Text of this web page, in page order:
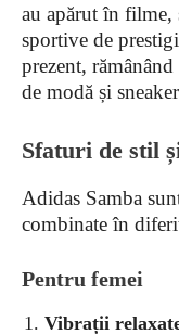
au apărut în filme,
sportive de
prezent,
de modă și
Sfaturi de stil
Adidas Samba
combinate în
Pentru femei
Vibrații